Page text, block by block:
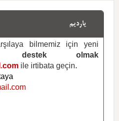
یاردیم
bilmemiz için yeni
destek olmak
ile irtibata geçin.